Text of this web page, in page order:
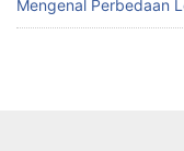
Mengenal Perbedaan